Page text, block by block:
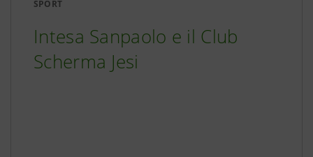
SPORT
Intesa Sanpaolo e il Club
Scherma Jesi